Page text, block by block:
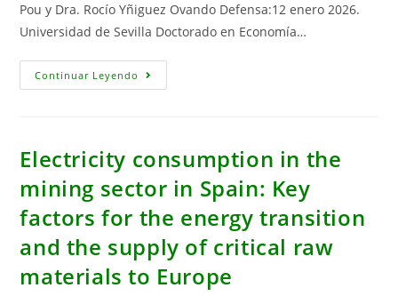
Pou y Dra. Rocío Yñiguez Ovando Defensa:12 enero 2026.
Universidad de Sevilla Doctorado en Economía…
Continuar Leyendo Tesis
Doctoral:
De
Impactos
Económicos
De
La
Invasión
Y
Alternativas
De
Economía
Electricity consumption in the
mining sector in Spain: Key
factors for the energy transition
and the supply of critical raw
materials to Europe